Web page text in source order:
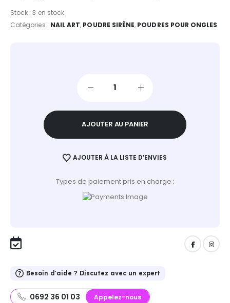
Stock :3 en stock
Catégories : NAIL ART, POUDRE SIRÈNE, POUDRES POUR ONGLES
AJOUTER AU PANIER
AJOUTER À LA LISTE D’ENVIES
Types de paiement pris en charge :
Besoin d'aide ? Discutez avec un expert
0692 36 01 03 Appelez-nous